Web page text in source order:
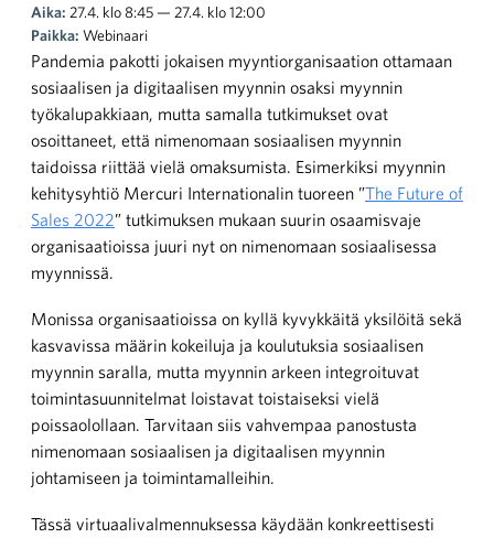
Aika: 27.4. klo 8:45 — 27.4. klo 12:00
Paikka: Webinaari
Pandemia pakotti jokaisen myyntiorganisaation ottamaan
sosiaalisen ja digitaalisen myynnin osaksi myynnin
työkalupakkiaan, mutta samalla tutkimukset ovat
osoittaneet, että nimenomaan sosiaalisen myynnin
taidoissa riittää vielä omaksumista. Esimerkiksi myynnin
kehitysyhtiö Mercuri Internationalin tuoreen ”The Future of
Sales 2022” tutkimuksen mukaan suurin osaamisvaje
organisaatioissa juuri nyt on nimenomaan sosiaalisessa
myynnissä.
Monissa organisaatioissa on kyllä kyvykkäitä yksilöitä sekä
kasvavissa määrin kokeiluja ja koulutuksia sosiaalisen
myynnin saralla, mutta myynnin arkeen integroituvat
toimintasuunnitelmat loistavat toistaiseksi vielä
poissaolollaan. Tarvitaan siis vahvempaa panostusta
nimenomaan sosiaalisen ja digitaalisen myynnin
johtamiseen ja toimintamalleihin.
Tässä virtuaalivalmennuksessa käydään konkreettisesti